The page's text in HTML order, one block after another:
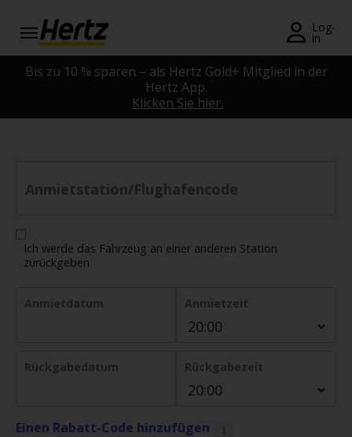
Log-
in
Menü
Reservierungsanfrage
Ändern/Stornieren
Registrierung
DE/DE
Reservierung
& Service
Bis zu 10 % sparen – als Hertz Gold+ Mitglied in der
Hertz App.
Klicken Sie hier.
Anmietstation/Flughafencode
Ich werde das Fahrzeug an einer anderen Station
zurückgeben
Anmietdatum Anmietzeit
Rückgabedatum Rückgabezeit
Einen Rabatt-Code hinzufügen